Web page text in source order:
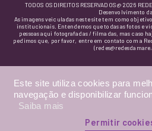
TODOS OS DIREITOS RESERVADOS @ 2026
Desenvolvimento
As imagens veiculadas neste site tem como
institucionais. Entendemos que todas as fotos e
pessoas aqui fotografadas / filmadas, mas caso
pedimos que, por favor, entre em contato com a
Este site utiliza cookies para
navegação e disponibilizar
Saiba mais
Permitir